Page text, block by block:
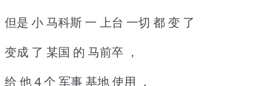
但是 小 马科斯 一 上台 一切 都 变 了
变成 了 某国 的 马前卒 ，
给 他 4 个 军事 基地 使用 ，